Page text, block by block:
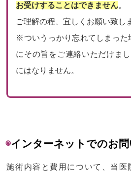
お受けすることはできません。
ご理解の程、宜しくお願い致し
※ついうっかり忘れてしまった
にその旨をご連絡いただけま
にはなりません。
◉インターネットでのお
施術内容と費用について、当医